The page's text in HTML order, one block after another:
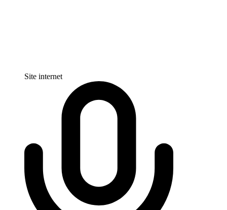
Site internet